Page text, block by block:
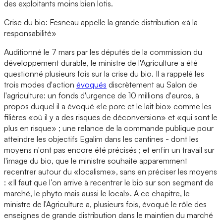
des exploitants moins bien lotis.
Crise du bio: Fesneau appelle la grande distribution «à la
responsabilité»
Auditionné le 7 mars par les députés de la commission du
développement durable, le ministre de l'Agriculture a été
questionné plusieurs fois sur la crise du bio. Il a rappelé les
trois modes d'action évoqués discrètement au Salon de
l'agriculture: un fonds d'urgence de 10 millions d'euros, à
propos duquel il a évoqué «le porc et le lait bio» comme les
filières «où il y a des risques de déconversion» et «qui sont le
plus en risque» ; une relance de la commande publique pour
atteindre les objectifs Egalim dans les cantines - dont les
moyens n'ont pas encore été précisés ; et enfin un travail sur
l'image du bio, que le ministre souhaite apparemment
recentrer autour du «localisme», sans en préciser les moyens
: «Il faut que l’on arrive à recentrer le bio sur son segment de
marché, le phyto mais aussi le local». A ce chapitre, le
ministre de l'Agriculture a, plusieurs fois, évoqué le rôle des
enseignes de grande distribution dans le maintien du marché